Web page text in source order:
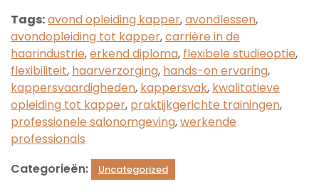
Tags:avond opleiding kapper,avondlessen,
avondopleiding tot kapper,carrière in de
haarindustrie,erkend diploma, flexibele studieoptie,
flexibiliteit, haarverzorging, hands-on ervaring,
kappersvaardigheden, kappersvak, kwalitatieve
opleiding tot kapper, praktijkgerichte trainingen,
professionele salonomgeving,werkende
professionals
Categorieën:
Uncategorized